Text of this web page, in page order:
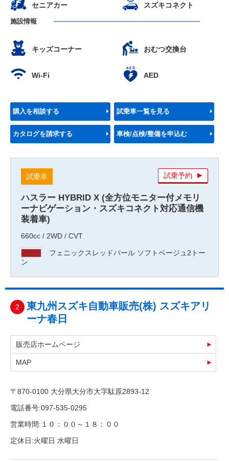
セニアカー スズキコネクト
施設情報
キッズコーナー おむつ交換台
Wi-Fi AED
購入を相談する 試乗車一覧を見る
カタログを請求する 車検/点検/整備を申込む
試乗車
ハスラー HYBRID X (全方位モニター付メモリ
ーナビゲーション・スズキコネクト対応通信機
装着車)
660cc / 2WD / CVT
フェニックスレッドパール ソフトベージュ2トー
ン
試乗予約
2
東九州スズキ自動車販売(株) スズキアリ
ーナ春日
販売店ホームページ
MAP
〒870-0100 大分県大分市大字駄原2893-12
電話番号:097-535-0295
営業時間:１０：００～１８：００
定休日:火曜日 水曜日